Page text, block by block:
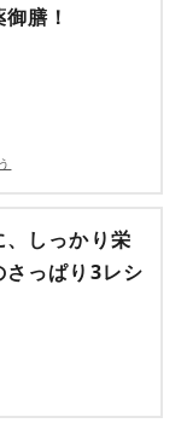
膳！
しっかり栄
っぱり3レシ